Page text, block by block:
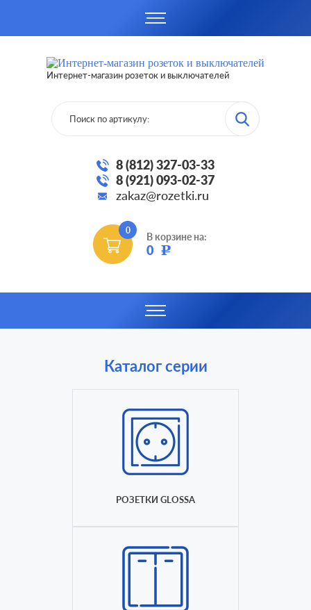
Интернет-магазин розеток и выключателей
8 (812) 327-03-33
8 (921) 093-02-37
zakaz@rozetki.ru
0
В корзине на:
0 Р
Каталог серии
РОЗЕТКИ GLOSSA